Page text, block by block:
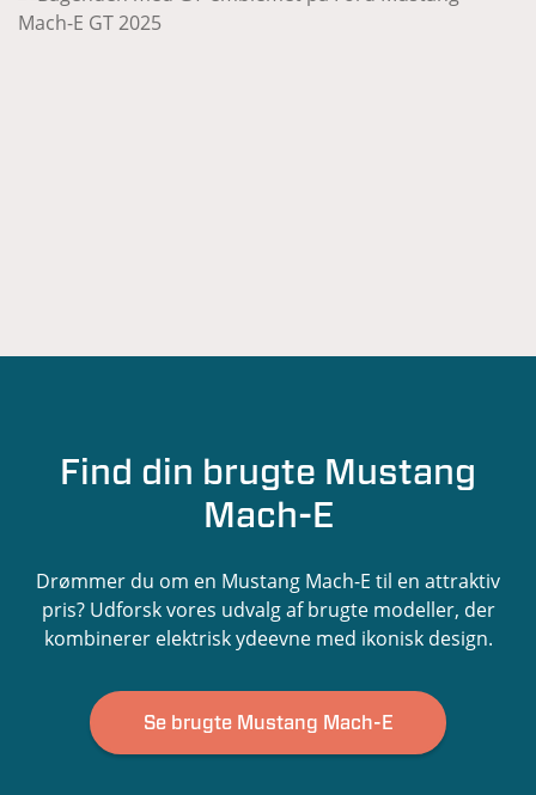
Find din brugte Mustang
Mach-E
Drømmer du om en Mustang Mach-E til en attraktiv
pris? Udforsk vores udvalg af brugte modeller, der
kombinerer elektrisk ydeevne med ikonisk design.
Se brugte Mustang Mach-E